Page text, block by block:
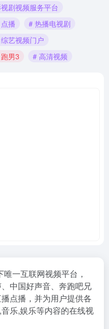
剧视频服务平台
播
# 热播电视剧
艺视频门户
男3 # 高清视频
一互联网视频平台，
中国好声音、奔跑吧兄
点播，并为用户提供各
乐,娱乐等内容的在线视